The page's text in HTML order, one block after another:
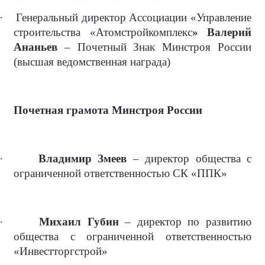
·
Генеральный директор Ассоциации «Управление
строительства «Атомстройкомплекс» Валерий
Ананьев – Почетный Знак Минстроя России
(высшая ведомственная награда)
Почетная грамота Минстроя России
· Владимир Змеев – директор общества с
ограниченной ответственностью СК «ППК»
· Михаил Губин– директор по развитию
общества с ограниченной ответственностью
«Инвестторгстрой»